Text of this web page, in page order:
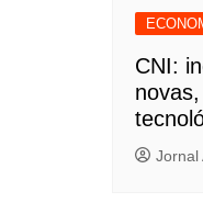
CNI:
Jornal